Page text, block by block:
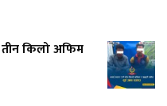
किलो अफिम